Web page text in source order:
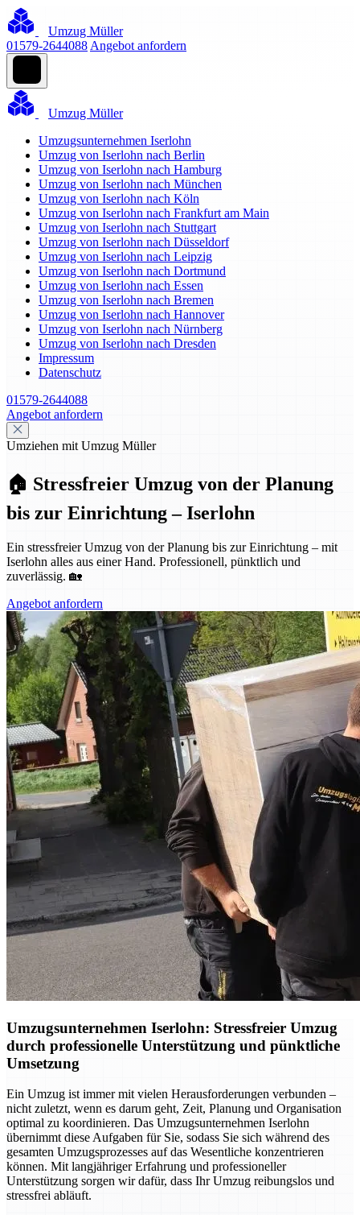
Umzug Müller
01579-2644088 Angebot anfordern
Umzug Müller
Umzugsunternehmen Iserlohn
Umzug von Iserlohn nach Berlin
Umzug von Iserlohn nach Hamburg
Umzug von Iserlohn nach München
Umzug von Iserlohn nach Köln
Umzug von Iserlohn nach Frankfurt am Main
Umzug von Iserlohn nach Stuttgart
Umzug von Iserlohn nach Düsseldorf
Umzug von Iserlohn nach Leipzig
Umzug von Iserlohn nach Dortmund
Umzug von Iserlohn nach Essen
Umzug von Iserlohn nach Bremen
Umzug von Iserlohn nach Hannover
Umzug von Iserlohn nach Nürnberg
Umzug von Iserlohn nach Dresden
Impressum
Datenschutz
01579-2644088
Angebot anfordern
Umziehen mit Umzug Müller
🏠 Stressfreier Umzug von der Planung
bis zur Einrichtung – Iserlohn
Ein stressfreier Umzug von der Planung bis zur Einrichtung – mit
Iserlohn alles aus einer Hand. Professionell, pünktlich und
zuverlässig. 🏡
Angebot anfordern
Umzugsunternehmen Iserlohn: Stressfreier Umzug
durch professionelle Unterstützung und pünktliche
Umsetzung
Ein Umzug ist immer mit vielen Herausforderungen verbunden –
nicht zuletzt, wenn es darum geht, Zeit, Planung und Organisation
optimal zu koordinieren. Das Umzugsunternehmen Iserlohn
übernimmt diese Aufgaben für Sie, sodass Sie sich während des
gesamten Umzugsprozesses auf das Wesentliche konzentrieren
können. Mit langjähriger Erfahrung und professioneller
Unterstützung sorgen wir dafür, dass Ihr Umzug reibungslos und
stressfrei abläuft.